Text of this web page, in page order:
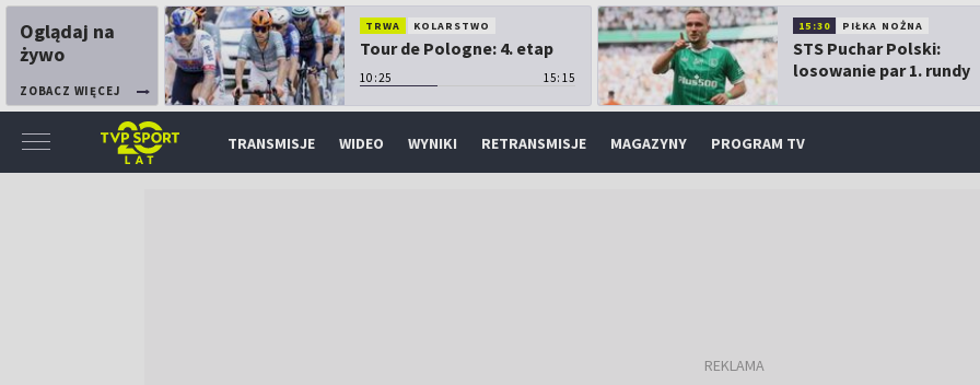
Oglądaj na
żywo
ZOBACZ WIĘCEJ
TRWA KOLARSTWO
Tour de Pologne: 4. etap
10:25 15:15
15:30 PIŁKA NOŻNA
STS Puchar Polski:
losowanie par 1. rundy
TRANSMISJE WIDEO WYNIKI RETRANSMISJE MAGAZYNY PROGRAM TV